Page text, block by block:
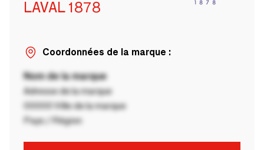
LAVAL 1878
Coordonnées de la marque :
Nom de la marque
Adresse de la marque
00000 Ville de la marque
Pays / Région